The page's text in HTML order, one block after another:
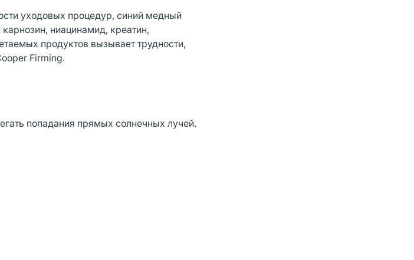
уходовых процедур, синий медный
ниацинамид, креатин,
продуктов вызывает трудности,
Firming.
попадания прямых солнечных лучей.